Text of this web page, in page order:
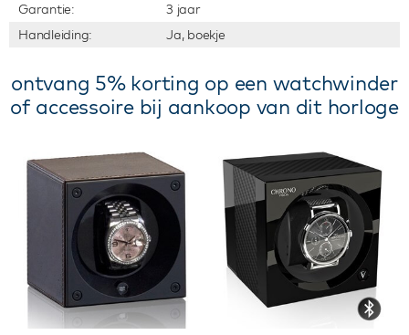
Garantie:
3 jaar
Handleiding:
Ja, boekje
ontvang 5% korting op een watchwinder
of accessoire bij aankoop van dit horloge